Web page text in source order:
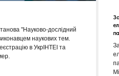
"Науково-дослідний
наукових тем.
в УкрІНТЕІ та